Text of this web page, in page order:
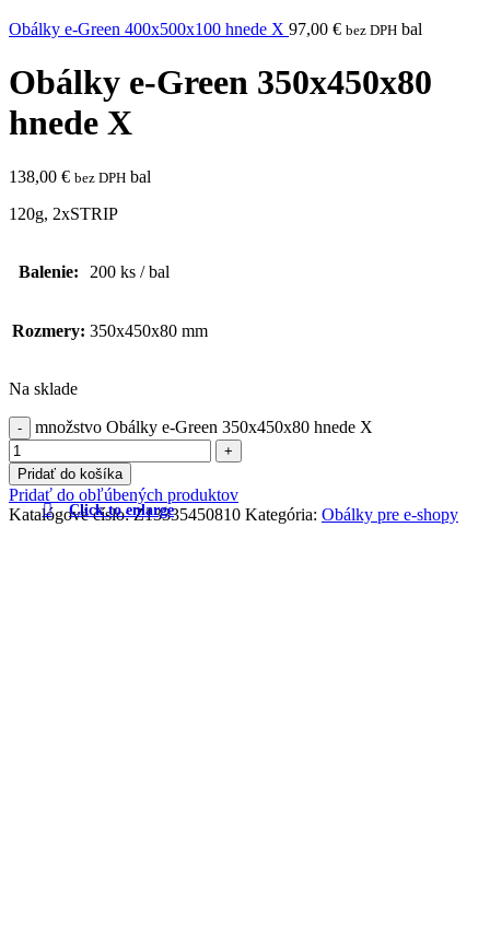
Click to enlarge
Obálky e-Green 400x500x100 hnede X 97,00 € bez DPH bal
Obálky e-Green 350x450x80
hnede X
138,00 € bez DPH bal
120g, 2xSTRIP
Balenie: 200 ks / bal
Rozmery: 350x450x80 mm
Na sklade
množstvo Obálky e-Green 350x450x80 hnede X
Pridať do košíka
Pridať do obľúbených produktov
Katalógové číslo:Z13335450810 Kategória: Obálky pre e-shopy